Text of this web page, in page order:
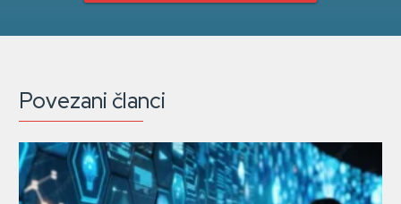
Povezani članci